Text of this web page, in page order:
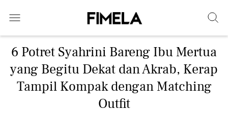
6 Potret Syahrini Bareng Ibu Mertua
yang Begitu Dekat dan Akrab, Kerap
Tampil Kompak dengan Matching
Outfit